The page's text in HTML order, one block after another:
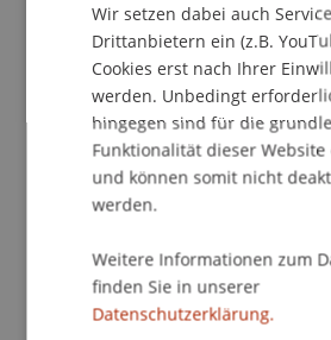
Neben den sportlichen
Wintersemester 2012/13 auch
entdecken - starten werden wir
Chor, den wir auf der
im letzten Semester gegründet
Ziel des Chores soll sein, ein
für z.B. Diplomfeiern,
werden Kooperationen mit
Vaduz und im Land angestrebt,
Auftritte (mit) gestalten zu
Wir setzen dabei auch
Drittanbietern ein (z.B.
Cookies erst nach Ihrer
werden. Unbedingt
hingegen sind für die
Funktionalität dieser
und können somit nicht
werden.
Weitere Informationen zum
finden Sie in unserer
Datenschutzerklärung.